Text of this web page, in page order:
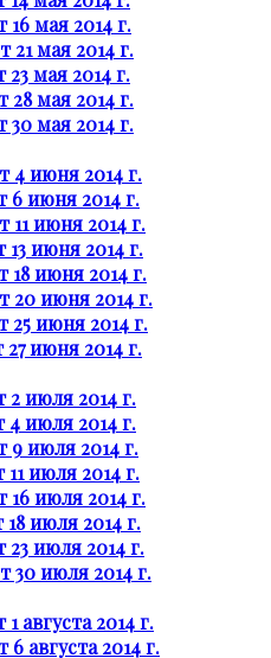
16 мая 2014 г.
21 мая 2014 г.
23 мая 2014 г.
28 мая 2014 г.
30 мая 2014 г.
4 июня 2014 г.
6 июня 2014 г.
11 июня 2014 г.
13 июня 2014 г.
18 июня 2014 г.
20 июня 2014 г.
25 июня 2014 г.
27 июня 2014 г.
2 июля 2014 г.
4 июля 2014 г.
9 июля 2014 г.
11 июля 2014 г.
16 июля 2014 г.
18 июля 2014 г.
23 июля 2014 г.
30 июля 2014 г.
августа 2014 г.
6 августа 2014 г.